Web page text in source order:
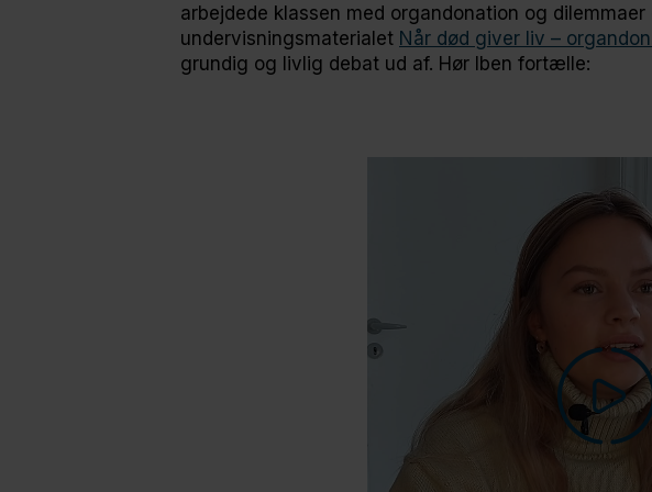
arbejdede klassen med organdonation og
undervisningsmaterialet Når død giver liv –
grundig og livlig debat ud af. Hør Iben fortælle: